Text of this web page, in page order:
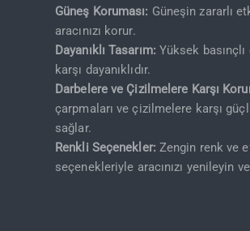
Güneş Koruması: Güneşin zararlı
aracınızı korur.
Dayanıklı Tasarım: Yüksek
karşı dayanıklıdır.
Darbelere ve Çizilmelere Karşı
çarpmaları ve çizilmelere karşı
sağlar.
Renkli Seçenekler: Zengin renk ve
seçenekleriyle aracınızı yenileyin